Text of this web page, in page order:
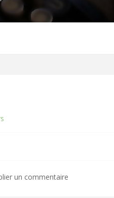
un commentaire